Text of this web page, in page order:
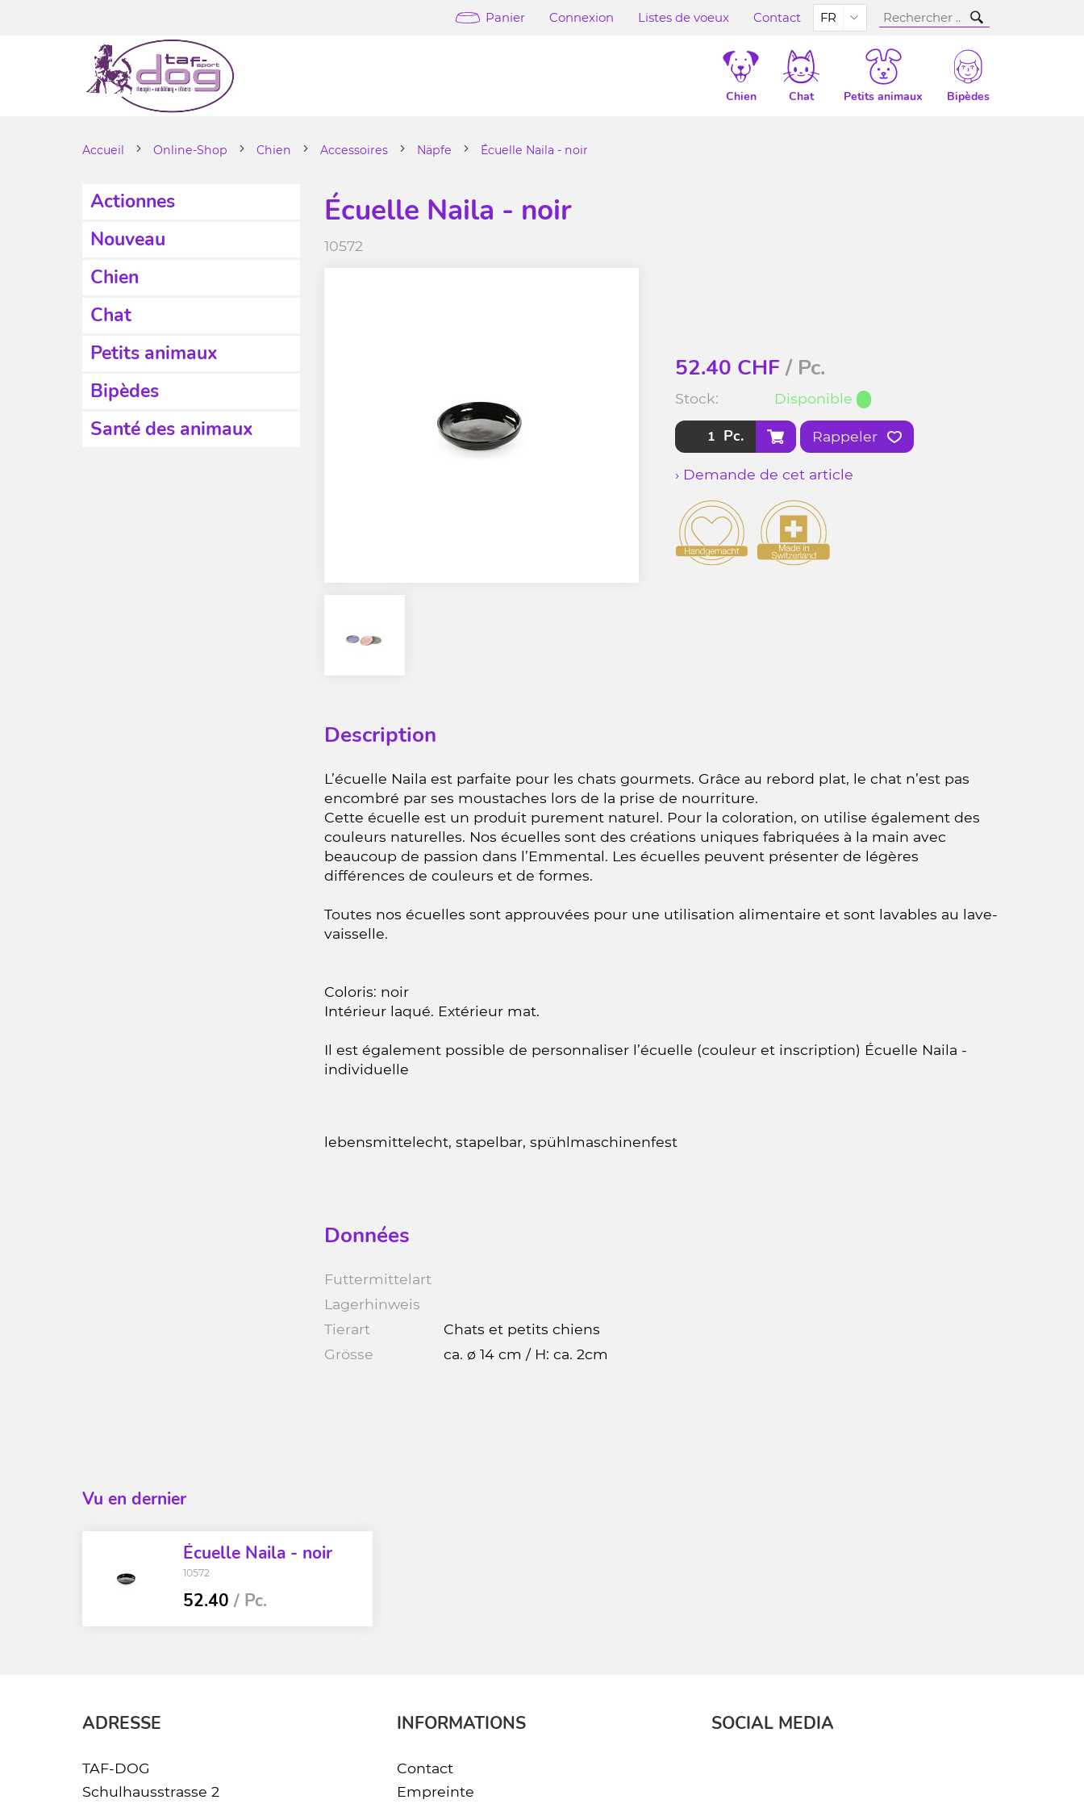
Panier Connexion Listes de voeux Contact FR
Chien Chat Petits animaux Bipèdes
Accueil Online-Shop Chien Accessoires Näpfe Écuelle Naila - noir
Actionnes
Nouveau
Chien
Chat
Petits animaux
Bipèdes
Santé des animaux
Écuelle Naila - noir
10572
52.40 CHF/ Pc.
Stock: Disponible
Pc. Rappeler
› Demande de cet article
Description
L’écuelle Naila est parfaite pour les chats gourmets. Grâce au rebord plat, le chat n’est pas
encombré par ses moustaches lors de la prise de nourriture.
Cette écuelle est un produit purement naturel. Pour la coloration, on utilise également des
couleurs naturelles. Nos écuelles sont des créations uniques fabriquées à la main avec
beaucoup de passion dans l’Emmental. Les écuelles peuvent présenter de légères
différences de couleurs et de formes.
Toutes nos écuelles sont approuvées pour une utilisation alimentaire et sont lavables au lave-
vaisselle.
Coloris: noir
Intérieur laqué. Extérieur mat.
Il est également possible de personnaliser l’écuelle (couleur et inscription) Écuelle Naila -
individuelle
lebensmittelecht, stapelbar, spühlmaschinenfest
Données
Futtermittelart
Lagerhinweis
Tierart
Chats et petits chiens
Grösse
ca. ø 14 cm / H: ca. 2cm
Vu en dernier
Écuelle Naila - noir
10572
52.40 / Pc.
ADRESSE
TAF-DOG
Schulhausstrasse 2
INFORMATIONS
Contact
Empreinte
SOCIAL MEDIA